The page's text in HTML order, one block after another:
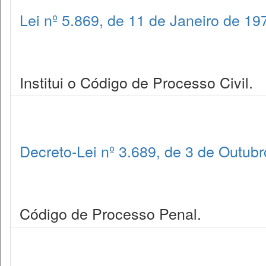
Lei nº 5.869, de 11 de Janeiro de
Institui o Código de Processo Civil.
Decreto-Lei nº 3.689, de 3 de
Código de Processo Penal.